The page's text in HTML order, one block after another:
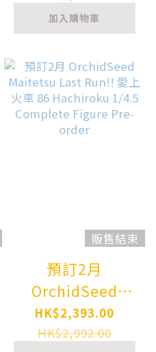
Vampire 黑乃胡夢
PRE-ORDER
加入購物車
販售結束
預訂2月
OrchidSeed
Maitetsu Last
Run!! 愛上火車 86
HK$2,393.00
HK$2,992.00